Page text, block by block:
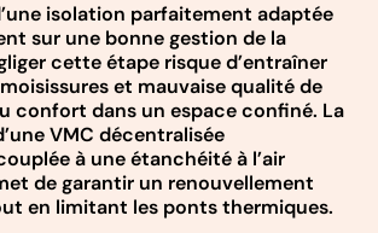
isolation parfaitement adaptée
sur une bonne gestion de la
cette étape risque d’entraîner
et mauvaise qualité de
confort dans un espace confiné. La
VMC décentralisée
à une étanchéité à l’air
de garantir un renouvellement
en limitant les ponts thermiques.